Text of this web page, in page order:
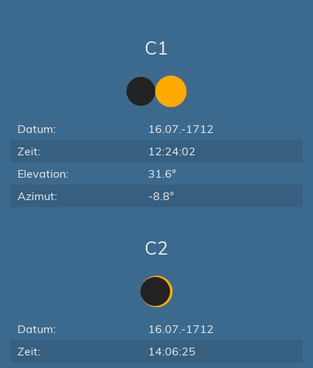
C1
Datum:
16.07.-1712
Zeit:
12:24:02
Elevation:
31.6°
Azimut:
-8.8°
C2
Datum:
16.07.-1712
Zeit:
14:06:25